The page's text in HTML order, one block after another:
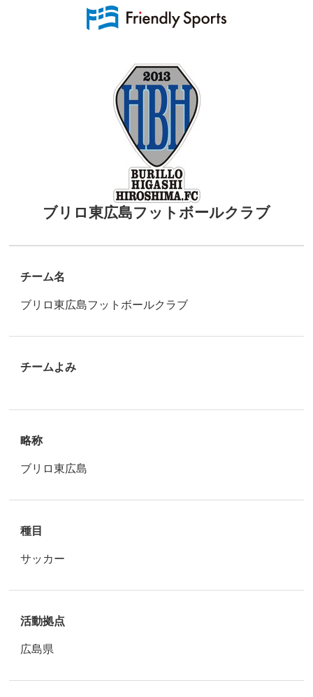
ブリロ東広島フットボールクラブ
チーム名
ブリロ東広島フットボールクラブ
チームよみ
略称
ブリロ東広島
種目
サッカー
活動拠点
広島県